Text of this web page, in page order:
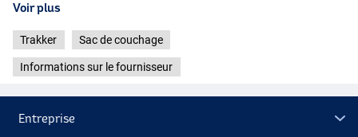
Voir plus
Trakker Sac de couchage
Informations sur le fournisseur
Entreprise